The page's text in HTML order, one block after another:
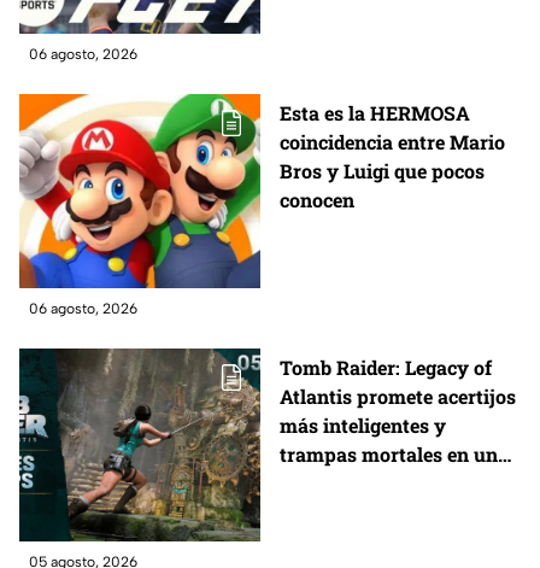
06 agosto, 2026
Esta es la HERMOSA
coincidencia entre Mario
Bros y Luigi que pocos
conocen
06 agosto, 2026
Tomb Raider: Legacy of
Atlantis promete acertijos
más inteligentes y
trampas mortales en un
05 agosto, 2026